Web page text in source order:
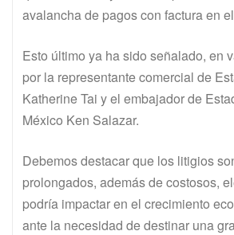
avalancha de pagos con factura en
Esto último ya ha sido señalado, en
por la representante comercial de
Katherine Tai y el embajador de
México Ken Salazar.
Debemos destacar que los litigios
prolongados, además de costosos,
podría impactar en el crecimiento
ante la necesidad de destinar una